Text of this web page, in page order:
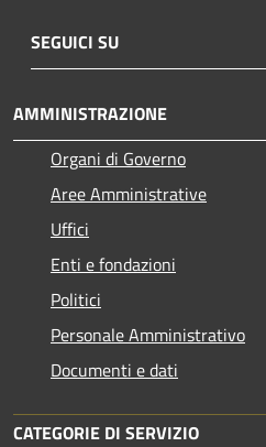
SEGUICI SU
AMMINISTRAZIONE
Organi di Governo
Aree Amministrative
Uffici
Enti e fondazioni
Politici
Personale Amministrativo
Documenti e dati
CATEGORIE DI SERVIZIO